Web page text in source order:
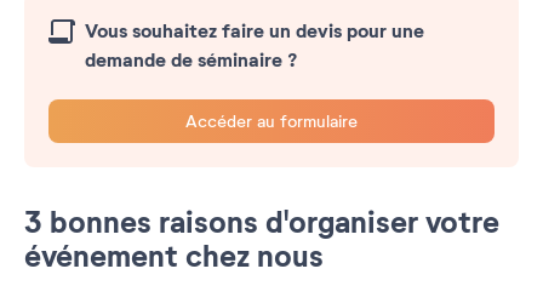
Vous souhaitez faire un devis pour une
demande de séminaire ?
Accéder au formulaire
3 bonnes raisons d'organiser votre
événement chez nous